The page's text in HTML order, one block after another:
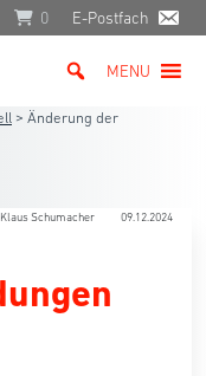
0 E-Postfach
MENU
> Änderung der
Schumacher 09.12.2024